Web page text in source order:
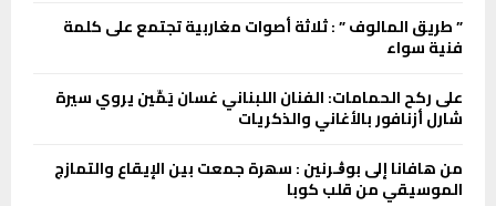
” طریق المالوف ” : ثلاثة أصوات مغاربیة تجتمع على كلمة
فنية سواء
على ركح الحمامات: الفنان اللبناني غسان يَمِّين يروي سيرة
شارل أزنافور بالأغاني والذكريات
من هافانا إلى بوڨـرنين : سھرة جمعت بین الإیقاع والتمازج
الموسیقي من قلب كوبا